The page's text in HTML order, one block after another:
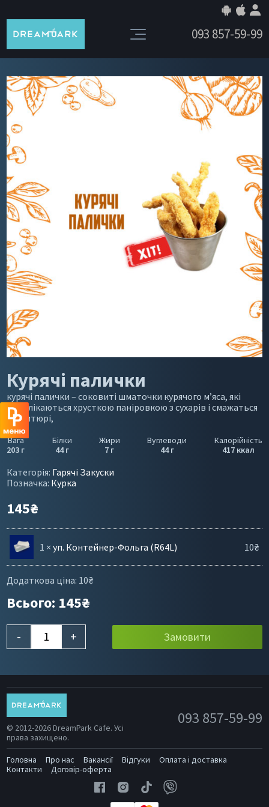
093 857-59-99
Курячі палички
курячі палички – соковиті шматочки курячого м’яса, які
обволікаються хрусткою паніровкою з сухарів і смажаться
у фритюрі,
Вага
203 г
Білки
44 г
Жири
7 г
Вуглеводи
44 г
Калорійність
417 ккал
Категорія: Гарячі Закуски
Позначка: Курка
145₴
1 ×уп. Контейнер-Фольга (R64L) 10₴
Додаткова ціна: 10₴
Всього: 145₴
- + Замовити
© 2012-2026 DreamPark Cafe. Усі
права захищено.
093 857-59-99
Головна Про нас Вакансії Відгуки
Оплата і доставка
Контакти
Договір-оферта